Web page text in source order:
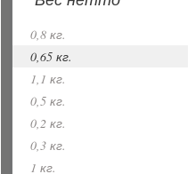
0,8 кг.
0,65 кг.
1,1 кг.
0,5 кг.
0,2 кг.
0,3 кг.
1 кг.